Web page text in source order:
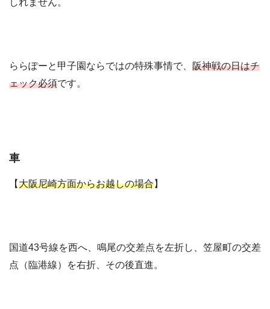
しれません。
ららぽーと甲子園ならではの特殊事情で、 阪神戦の日はチ
ェック必須です。
車
【大阪尼崎方面からお越しの場合】
国道43号線を西へ、鳴尾の交差点を左折し、笠屋町の交差
点（臨港線）を右折、その後直進。